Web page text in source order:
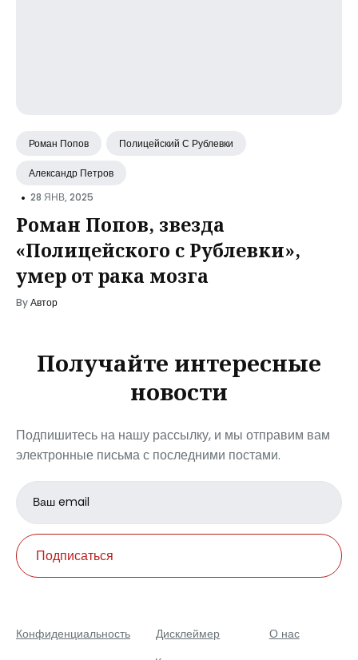
Роман Попов Полицейский С Рублевки
Александр Петров
• 28 ЯНВ, 2025
Роман Попов, звезда
«Полицейского с Рублевки»,
умер от рака мозга
ByАвтор
Получайте интересные
новости
Подпишитесь на нашу рассылку, и мы отправим вам
электронные письма с последними постами.
Email
address
Подписаться
Конфиденциальность Дисклеймер
О нас